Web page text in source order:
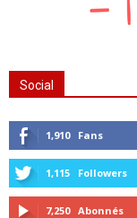
Social
1,910 Fans
1,115 Followers
7,250 Abonnés